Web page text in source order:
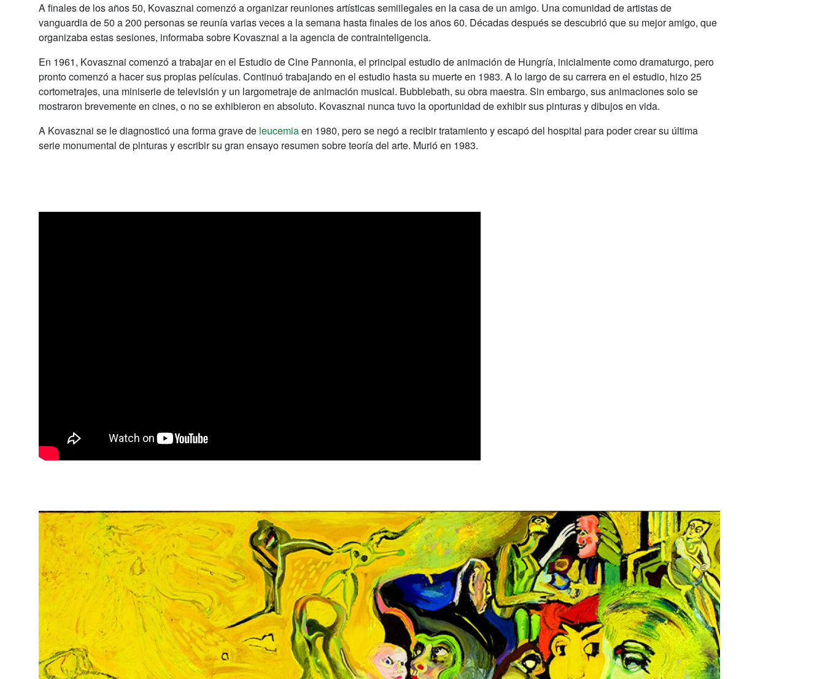
A finales de los años 50, Kovasznai comenzó a organizar reuniones artísticas semiilegales en la casa de un amigo. Una comunidad de artistas de
vanguardia de 50 a 200 personas se reunía varias veces a la semana hasta finales de los años 60. Décadas después se descubrió que su mejor amigo, que
organizaba estas sesiones, informaba sobre Kovasznai a la agencia de contrainteligencia.
En 1961, Kovasznai comenzó a trabajar en el Estudio de Cine Pannonia, el principal estudio de animación de Hungría, inicialmente como dramaturgo, pero
pronto comenzó a hacer sus propias películas. Continuó trabajando en el estudio hasta su muerte en 1983. A lo largo de su carrera en el estudio, hizo 25
cortometrajes, una miniserie de televisión y un largometraje de animación musical. Bubblebath, su obra maestra. Sin embargo, sus animaciones solo se
mostraron brevemente en cines, o no se exhibieron en absoluto. Kovasznai nunca tuvo la oportunidad de exhibir sus pinturas y dibujos en vida.
A Kovasznai se le diagnosticó una forma grave de leucemiaen 1980, pero se negó a recibir tratamiento y escapó del hospital para poder crear su última
serie monumental de pinturas y escribir su gran ensayo resumen sobre teoría del arte. Murió en 1983.